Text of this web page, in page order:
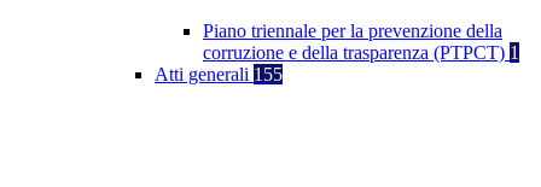
Piano triennale per la prevenzione della
corruzione e della trasparenza (PTPCT) 1
Atti generali 155